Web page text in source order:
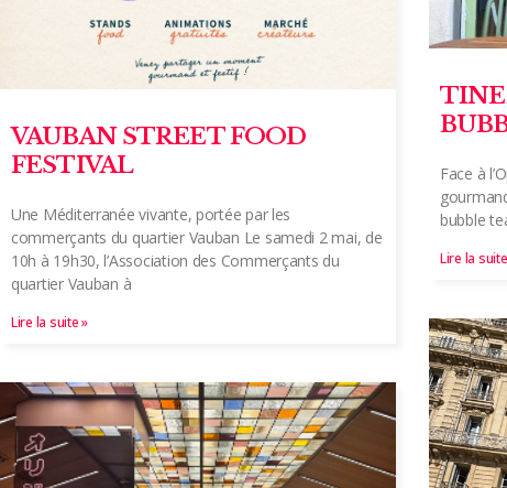
VAUBAN STREET FOOD
FESTIVAL
Une Méditerranée vivante, portée par les
commerçants du quartier Vauban Le samedi 2 mai, de
10h à 19h30, l’Association des Commerçants du
quartier Vauban à
Lire la suite »
Face à
bubble
Lire la